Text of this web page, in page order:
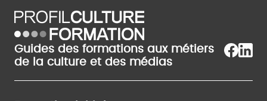
Guides des formations aux métiers
de la culture et des médias